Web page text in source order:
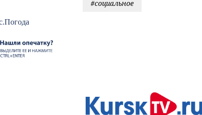
#социальное